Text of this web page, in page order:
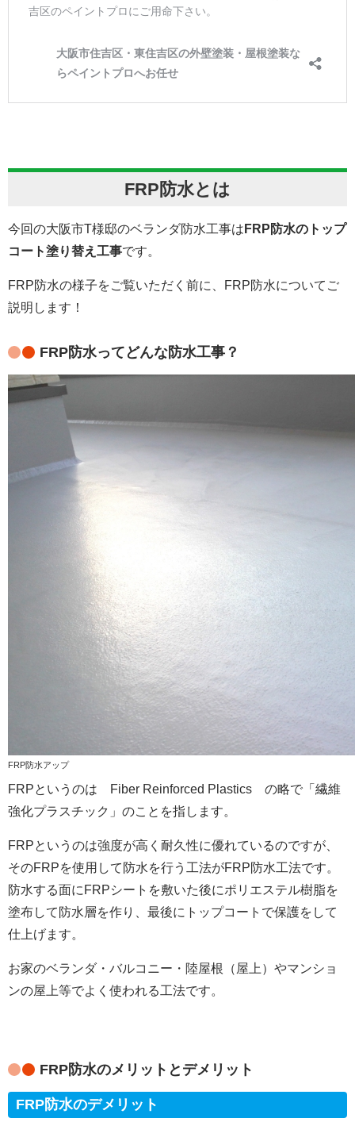
FRP防水とは
今回の大阪市T様邸のベランダ防水工事は FRP防水のトップ
コート塗り替え工事です。
FRP防水の様子をご覧いただく前に、FRP防水についてご
説明します！
FRP防水ってどんな防水工事？
FRP防水アップ
FRPというのは Fiber Reinforced Plastics の略で「繊維
強化プラスチック」のことを指します。
FRPというのは強度が高く耐久性に優れているのですが、
そのFRPを使用して防水を行う工法がFRP防水工法です。
防水する面にFRPシートを敷いた後にポリエステル樹脂を
塗布して防水層を作り、最後にトップコートで保護をして
仕上げます。
お家のベランダ・バルコニー・陸屋根（屋上）やマンショ
ンの屋上等でよく使われる工法です。
FRP防水のメリットとデメリット
FRP防水のデメリット